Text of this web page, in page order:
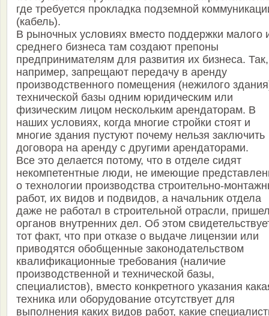
где требуется прокладка подземной
(кабель).
В рыночных условиях вместо поддержки малого
среднего бизнеса там создают препоны
предпринимателям для развития их бизнеса. Так,
например, запрещают передачу в аренду
производственного помещения (нежилого
технической базы одним юридическим или
физическим лицом нескольким арендаторам. В
наших условиях, когда многие стройки стоят и
многие здания пустуют почему нельзя заключить
договора на аренду с другими арендаторами.
Все это делается потому, что в отделе сидят
некомпетентные люди, не имеющие
о технологии производства строительно-
работ, их видов и подвидов, а начальник отдела
даже не работал в строительной отрасли,
органов внутренних дел. Об этом
тот факт, что при отказе о выдаче лицензии или
приводятся обобщенные законодательством
квалификационные требования (наличие
производственной и технической базы,
специалистов), вместо конкретного указания
техника или оборудование отсутствует для
выполнения каких видов работ, какие